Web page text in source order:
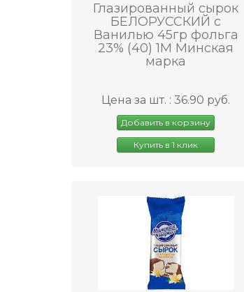
Глазированный сырок
БЕЛОРУССКИЙ с
Ванилью 45гр фольга
23% (40) 1М Минская
марка
Цена за шт. : 36.90 руб.
Добавить в корзину
Купить в 1 клик